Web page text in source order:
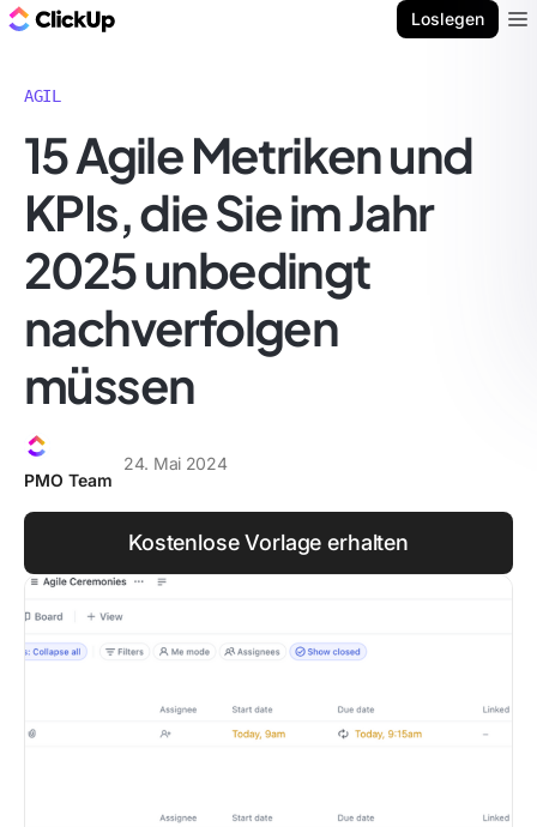
Loslegen
AGIL
15 Agile Metriken und
KPIs, die Sie im Jahr
2025 unbedingt
nachverfolgen
müssen
PMO Team
24. Mai 2024
Kostenlose Vorlage erhalten